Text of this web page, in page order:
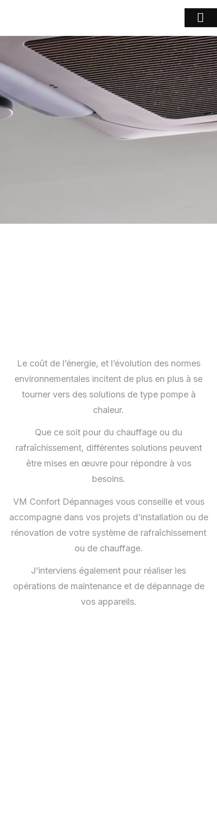
Le coût de l’énergie, et l’évolution des normes
environnementales incitent de plus en plus à se
tourner vers des solutions de type pompe à
chaleur.
Que ce soit pour du chauffage ou du
rafraîchissement, différentes solutions peuvent
être mises en œuvre pour répondre à vos
besoins.
VM Confort Dépannages vous conseille et vous
accompagne dans vos projets d’installation ou de
rénovation de votre système de rafraîchissement
ou de chauffage.
J’interviens également pour réaliser les
opérations de maintenance et de dépannage de
vos appareils.